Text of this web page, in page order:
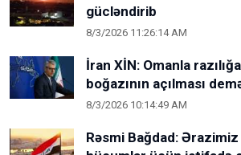
gücləndirib
8/3/2026 11:26:14 AM
İran XİN: Omanla
boğazının açılması
8/3/2026 10:14:49 AM
Rəsmi Bağdad: